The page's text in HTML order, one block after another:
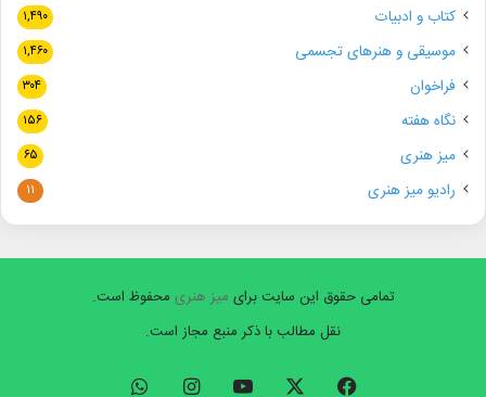
کتاب و ادبیات ۱,۴۹۰
موسیقی و هنرهای تجسمی ۱,۴۶۰
فراخوان ۳۰۴
نگاه هفته ۱۵۶
میز هنری ۶۵
رادیو میز هنری ۱۱
تمامی حقوق این سایت برای میز هنری محفوظ است.
نقل مطالب با ذکر منبع مجاز است.
فیسبوک ایکس یوتیوب اینستاگرام